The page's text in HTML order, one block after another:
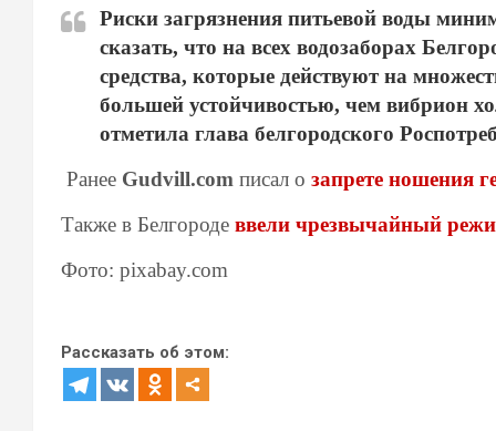
Риски загрязнения питьевой воды
сказать, что на всех водозаборах
средства, которые действуют на
большей устойчивостью, чем вибрион
отметила глава белгородского
Ранее Gudvill.com писал о запрете ношения
Также в Белгороде ввели чрезвычайный
Фото: pixabay.com
Рассказать об этом: